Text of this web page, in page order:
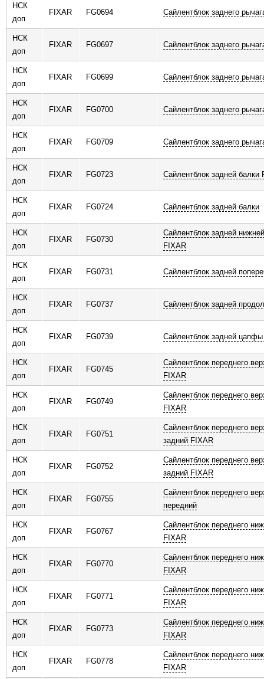
НСК
доп
FIXAR FG0694 Сайлентблок заднего
НСК
доп
FIXAR FG0697 Сайлентблок заднего
НСК
доп
FIXAR FG0699 Сайлентблок заднего
НСК
доп
FIXAR FG0700 Сайлентблок заднего
НСК
доп
FIXAR FG0709 Сайлентблок заднего
НСК
доп
FIXAR FG0723 Сайлентблок задней балки
НСК
доп
FIXAR FG0724 Сайлентблок задней балки
НСК
доп
FIXAR FG0730
Сайлентблок задней
FIXAR
НСК
доп
FIXAR FG0731 Сайлентблок задней
НСК
доп
FIXAR FG0737 Сайлентблок задней
НСК
доп
FIXAR FG0739 Сайлентблок задней
НСК
доп
FIXAR FG0745
Сайлентблок переднего
FIXAR
НСК
доп
FIXAR FG0749
Сайлентблок переднего
FIXAR
НСК
доп
FIXAR FG0751
Сайлентблок переднего
задний FIXAR
НСК
доп
FIXAR FG0752
Сайлентблок переднего
задний FIXAR
НСК
доп
FIXAR FG0755
Сайлентблок переднего
передний
НСК
доп
FIXAR FG0767
Сайлентблок переднего
FIXAR
НСК
доп
FIXAR FG0770
Сайлентблок переднего
FIXAR
НСК
доп
FIXAR FG0771
Сайлентблок переднего
FIXAR
НСК
доп
FIXAR FG0773
Сайлентблок переднего
FIXAR
НСК
доп
FIXAR FG0778
Сайлентблок переднего
FIXAR